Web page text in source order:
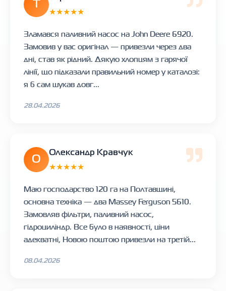
★★★★★
Зламався паливний насос на John Deere 6920.
Замовив у вас оригінал — привезли через два
дні, став як рідний. Дякую хлопцям з гарячої
лінії, що підказали правильний номер у каталозі:
я б сам шукав довг...
28.04.2026
О
Олександр Кравчук
★★★★★
Маю господарство 120 га на Полтавщині,
основна техніка — два Massey Ferguson 5610.
Замовляв фільтри, паливний насос,
гідроциліндр. Все було в наявності, ціни
адекватні, Новою поштою привезли на третій...
08.04.2026